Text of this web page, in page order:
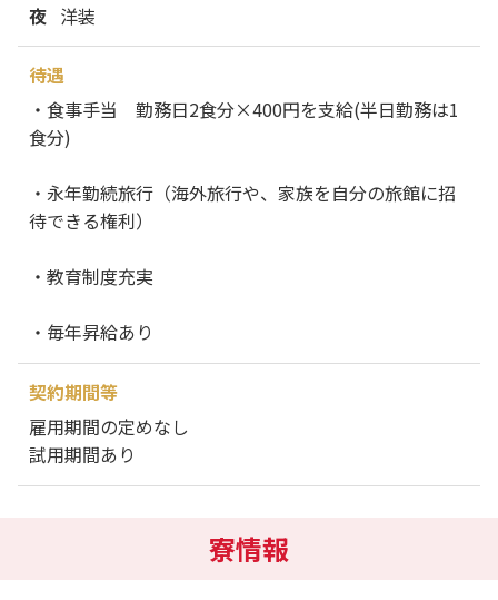
夜 洋装
待遇
・食事手当 勤務日2食分×400円を支給(半日勤務は1
食分)
・永年勤続旅行（海外旅行や、家族を自分の旅館に招
待できる権利）
・教育制度充実
・毎年昇給あり
契約期間等
雇用期間の定めなし
試用期間あり
寮情報